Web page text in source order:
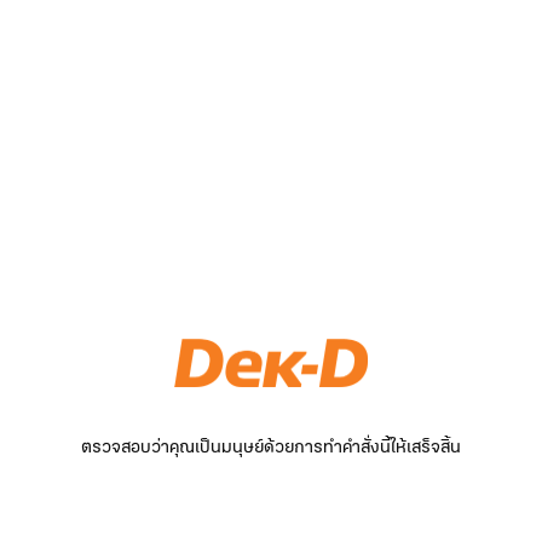
ตรวจสอบว่าคุณเป็นมนุษย์ด้วยการทำคำสั่งนี้ให้เสร็จสิ้น